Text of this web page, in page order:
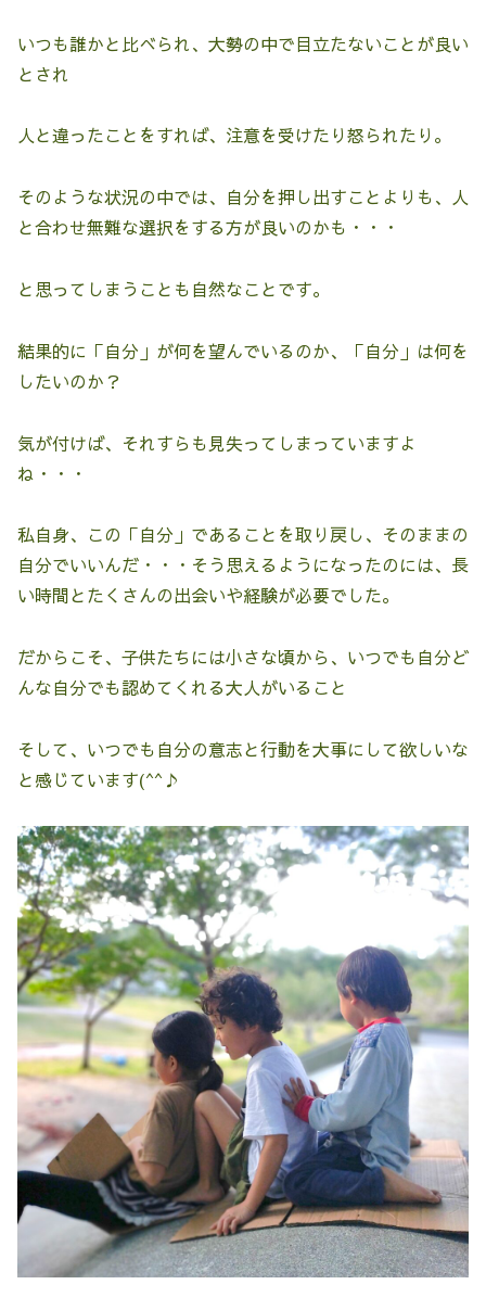
いつも誰かと比べられ、大勢の中で目立たないことが良い
とされ
人と違ったことをすれば、注意を受けたり怒られたり。
そのような状況の中では、自分を押し出すことよりも、人
と合わせ無難な選択をする方が良いのかも・・・
と思ってしまうことも自然なことです。
結果的に「自分」が何を望んでいるのか、「自分」は何を
したいのか？
気が付けば、それすらも見失ってしまっていますよ
ね・・・
私自身、この「自分」であることを取り戻し、そのままの
自分でいいんだ・・・そう思えるようになったのには、長
い時間とたくさんの出会いや経験が必要でした。
だからこそ、子供たちには小さな頃から、いつでも自分ど
んな自分でも認めてくれる大人がいること
そして、いつでも自分の意志と行動を大事にして欲しいな
と感じています(^^♪